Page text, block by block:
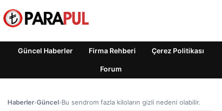
Güncel Haberler Firma Rehberi Çerez Politikası
Forum
Haberler›Güncel›Bu sendrom fazla kiloların gizli nedeni olabilir.